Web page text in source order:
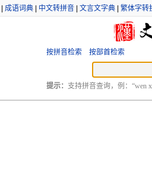
成语词典 中文转拼音 文言文字典 繁体字转
按拼音检索 按部首检索
提示： 支持拼音查询，例：“wen